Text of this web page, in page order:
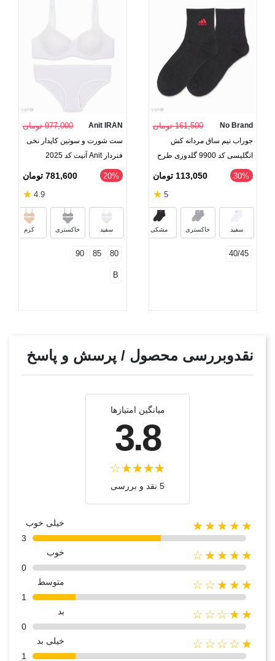
No Brand 161,500 تومان
جوراب نیم ساق مردانه کش
انگلیسی کد 9900 گلدوزی طرح
Adidas
‎30% 113,050 تومان
5
★
سفید خاکستری مشکی
خاکستری تیره
40/45
Anit IRAN 977,000 تومان
ست شورت و سوتین کاپدار نخی
فنردار Anit آنیت کد 2025
‎20% 781,600 تومان
4.9
★
سفید خاکستری کرم
80
85
90
B
نقدوبررسی محصول / پرسش و پاسخ
میانگین امتیازها
3.8
5 نقد و بررسی‌‌
★★★★★
خیلی خوب
3
★★★★☆
خوب
0
★★★☆☆
متوسط
1
★★☆☆☆
بد
0
★☆☆☆☆
خیلی بد
1